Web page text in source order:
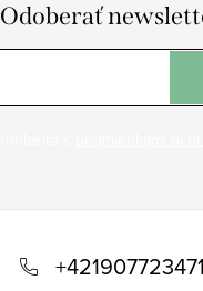
Odoberať
+421907723471